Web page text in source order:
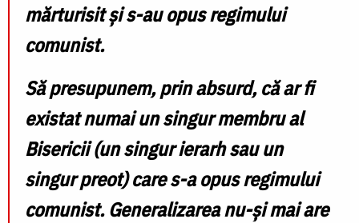
mărturisit și s-au opus regimului
comunist.
Să presupunem, prin absurd, că ar fi
existat numai un singur membru al
Bisericii (un singur ierarh sau un
singur preot) care s-a opus regimului
comunist. Generalizarea nu-și mai are